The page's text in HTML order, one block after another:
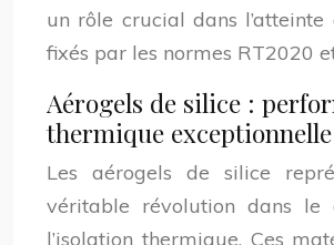
un rôle crucial dans l’atteinte
fixés par les normes RT2020
Aérogels de silice :
thermique exceptionnelle
Les aérogels de silice
véritable révolution dans le
l’isolation thermique. Ces